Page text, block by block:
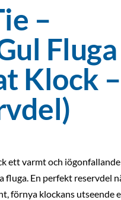
–
Klock –
ett varmt och
fluga. En perfekt reservdel
förnya klockans utseende